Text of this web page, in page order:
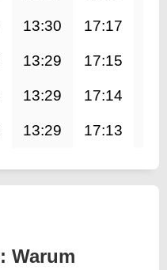
13:30 17:17
13:29 17:15
13:29 17:14
13:29 17:13
Warum